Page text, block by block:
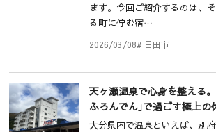
ます。今回ご紹介するのは、
る町に佇む宿…
2026/03/08# 日田市
天ヶ瀬温泉で心身を整える
ふろんでん」で過ごす極上の
大分県内で温泉といえば、別